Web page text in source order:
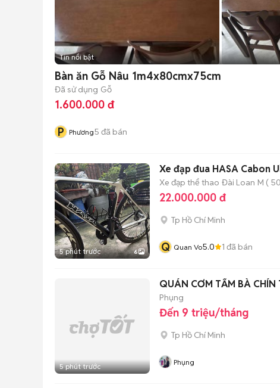
Tin nổi bật
Bàn ăn Gỗ Nâu 1m4x80cmx75cm
Đã sử dụng Gỗ
1.600.000 đ
P Phương5 đã bán
5 phút trước 6
Xe đạp đua HASA Cabon
Xe đạp thể thao Đài Loan M (
22.000.000 đ
Tp Hồ Chí Minh
Q Quan Vo5.0 1 đã bán
5 phút trước
QUÁN CƠM TẤM BÀ CHÍN
Phụng
Đến 9 triệu/tháng
Tp Hồ Chí Minh
Phụng